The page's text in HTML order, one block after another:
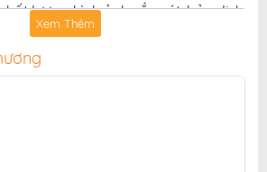
lượng hình ảnh sắc nét, bản dịch
thân thiện, mang đến trải nghiệm
tiện lợi, hoàn toàn miễn phí cho
tranh online.
Xem Thêm